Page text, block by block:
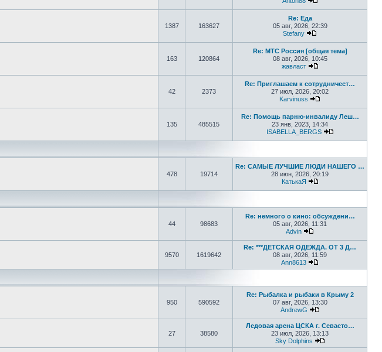
1387 163627
Re: Еда
05 авг, 2026, 22:39
Stefany
163 120864
Re: МТС Россия [общая тема]
08 авг, 2026, 10:45
жавласт
42 2373
Re: Приглашаем к сотрудничест…
27 июл, 2026, 20:02
Karvinuss
135 485515
Re: Помощь парню-инвалиду Леш…
23 янв, 2023, 14:34
ISABELLA_BERGS
478 19714
Re: САМЫЕ ЛУЧШИЕ ЛЮДИ НАШЕГО …
28 июн, 2026, 20:19
КатькаЯ
44 98683
Re: немного о кино: обсуждени…
05 авг, 2026, 11:31
Advin
9570 1619642
Re: ***ДЕТСКАЯ ОДЕЖДА. ОТ 3 Д…
08 авг, 2026, 11:59
Ann8613
Перейти к
950 590592
Re: Рыбалка и рыбаки в Крыму 2
07 авг, 2026, 13:30
AndrewG
27 38580
Ледовая арена ЦСКА г. Севасто…
23 июл, 2026, 13:13
Sky Dolphins
Перейти к